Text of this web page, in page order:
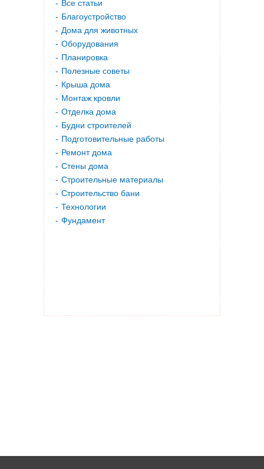
Все статьи
Благоустройство
Дома для животных
Оборудования
Планировка
Полезные советы
Крыша дома
Монтаж кровли
Отделка дома
Будни строителей
Подготовительные работы
Ремонт дома
Стены дома
Строительные материалы
Строительство бани
Технологии
Фундамент